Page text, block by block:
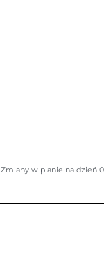
Zmiany w planie na dzień